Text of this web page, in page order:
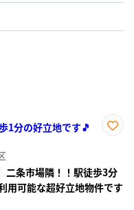
1分の好立地です🎵
録
二条市場隣！！駅徒歩3分
用可能な超好立地物件です